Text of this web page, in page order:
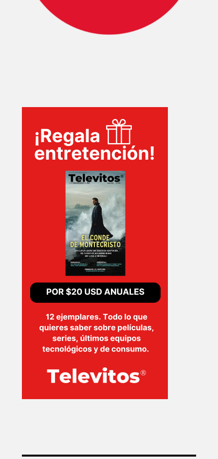
TECNOVITOS
EVENTOS